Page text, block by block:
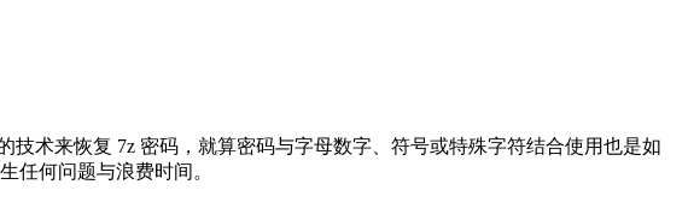
术来恢复 7z 密码，就算密码与字母数字、符号或特殊字符结合使用也是如
任何问题与浪费时间。